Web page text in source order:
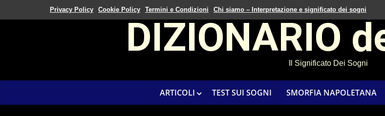
Privacy Policy Cookie Policy Termini e Condizioni Chi siamo – Interpretazione e significato dei sogni
DIZIONARIO
Il Significato Dei Sogni
ARTICOLI TEST SUI SOGNI SMORFIA NAPOLETANA